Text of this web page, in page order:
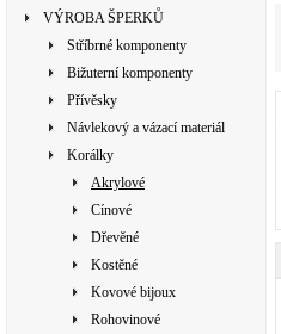
VÝROBA ŠPERKŮ
Stříbrné komponenty
Bižuterní komponenty
Přívěsky
Návlekový a vázací materiál
Korálky
Akrylové
Cínové
Dřevěné
Kostěné
Kovové bijoux
Rohovinové